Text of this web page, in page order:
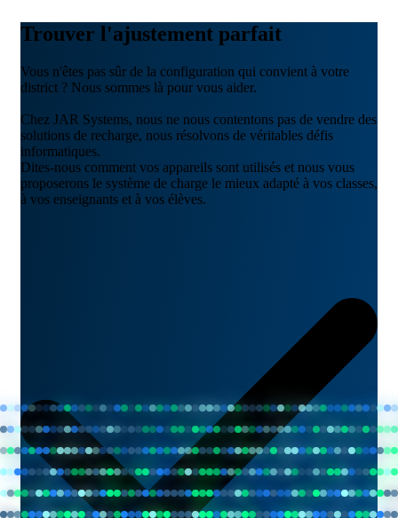
Trouver l'ajustement parfait
Vous n'êtes pas sûr de la configuration qui convient à votre
district ? Nous sommes là pour vous aider.
Chez JAR Systems, nous ne nous contentons pas de vendre des
solutions de recharge, nous résolvons de véritables défis
informatiques.
Dites-nous comment vos appareils sont utilisés et nous vous
proposerons le système de charge le mieux adapté à vos classes,
à vos enseignants et à vos élèves.